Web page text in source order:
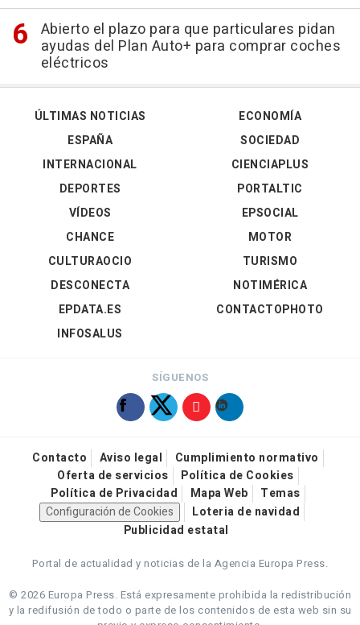
Abierto el plazo para que particulares pidan
ayudas del Plan Auto+ para comprar coches
eléctricos
ÚLTIMAS NOTICIAS
ESPAÑA
INTERNACIONAL
DEPORTES
VÍDEOS
ECONOMÍA
SOCIEDAD
CIENCIAPLUS
PORTALTIC
EPSOCIAL
CHANCE
CULTURAOCIO
DESCONECTA
EPDATA.ES
INFOSALUS
MOTOR
TURISMO
NOTIMÉRICA
CONTACTOPHOTO
SÍGUENOS
Contacto Aviso legal
Cumplimiento normativo
Oferta de servicios
Política de Cookies
Política de Privacidad
Mapa Web
Temas
Configuración de Cookies
Loteria de navidad
Publicidad estatal
Portal de actualidad y noticias de la Agencia Europa Press.
© 2026 Europa Press. Está expresamente prohibida la redistribución
y la redifusión de todo o parte de los contenidos de esta web sin su